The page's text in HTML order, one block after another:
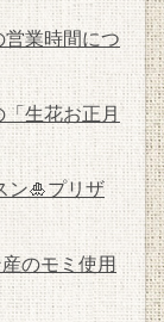
業時間につ
生花お正月
ン🎍プリザ
のモミ使用